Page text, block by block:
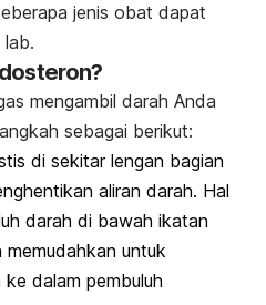
jenis obat dapat
lab.
mengambil darah Anda
sebagai berikut:
di sekitar lengan bagian
aliran darah. Hal
darah di bawah ikatan
memudahkan untuk
dalam pembuluh